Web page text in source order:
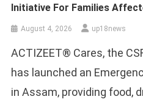
Initiative For Families
August 4, 2026 up18news
ACTIZEET® Cares, the
has launched an
in Assam, providing food,